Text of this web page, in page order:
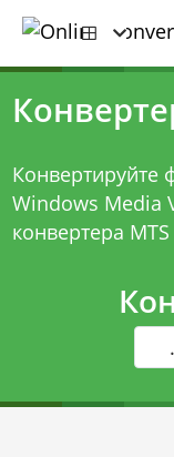
Конвертируйте
Windows Media
конвертера